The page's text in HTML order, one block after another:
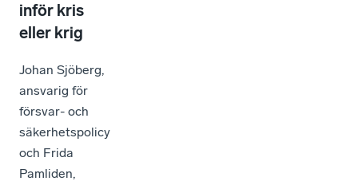
inför kris
eller krig
Johan Sjöberg,
ansvarig för
försvar- och
säkerhetspolicy
och Frida
Pamliden,